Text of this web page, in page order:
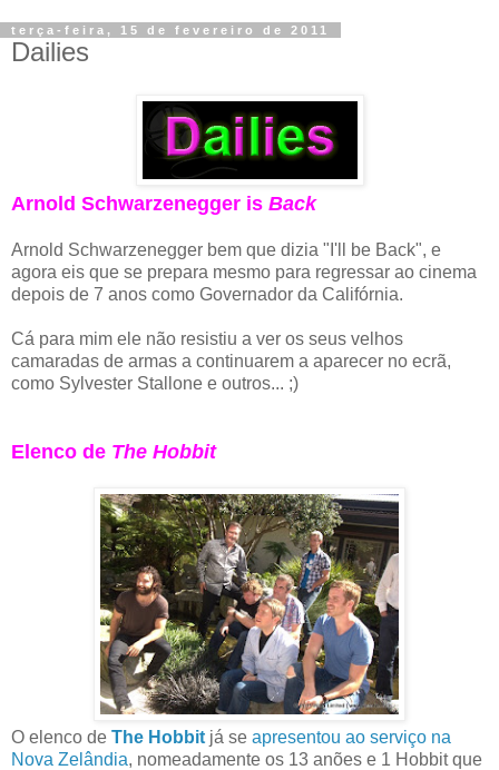
terça-feira, 15 de fevereiro de 2011
Dailies
Arnold Schwarzenegger is Back
Arnold Schwarzenegger bem que dizia "I'll be Back", e
agora eis que se prepara mesmo para regressar ao cinema
depois de 7 anos como Governador da Califórnia.
Cá para mim ele não resistiu a ver os seus velhos
camaradas de armas a continuarem a aparecer no ecrã,
como Sylvester Stallone e outros... ;)
Elenco de The Hobbit
O elenco de The Hobbit já se apresentou ao serviço na
Nova Zelândia, nomeadamente os 13 anões e 1 Hobbit que